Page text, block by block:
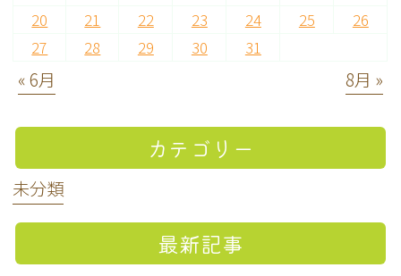
20
21 22 23 24 25
26
27
28 29 30 31
« 6月 8月 »
カテゴリー
未分類
最新記事